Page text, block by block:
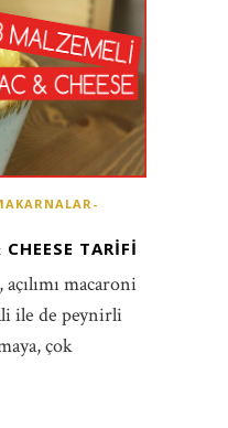
TARIFI
macaroni
ile de peynirli
çok